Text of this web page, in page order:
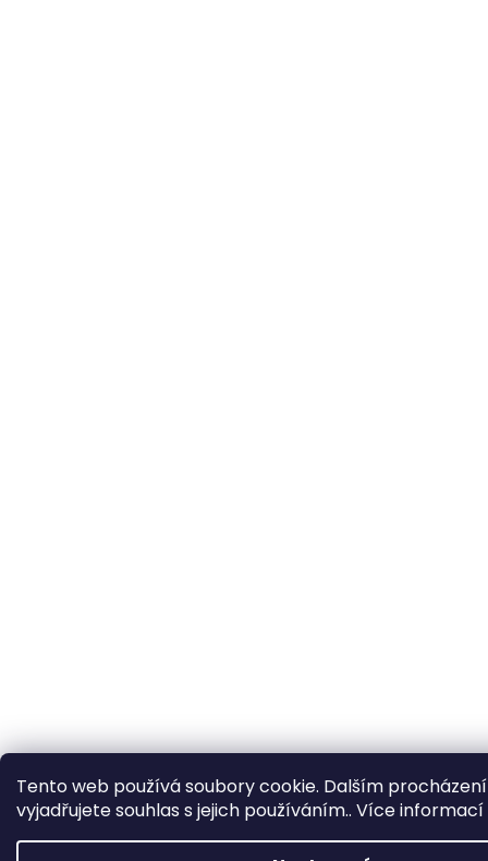
Tento web používá soubory cookie. Dalším
vyjadřujete souhlas s jejich používáním.. Více informací